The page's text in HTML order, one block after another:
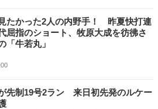
たかった2人の内野手！ 昨夏快打連
屈指のショート、牧原大成を彷彿さ
「牛若丸」
先制19号2ラン 来日初先発のルケー